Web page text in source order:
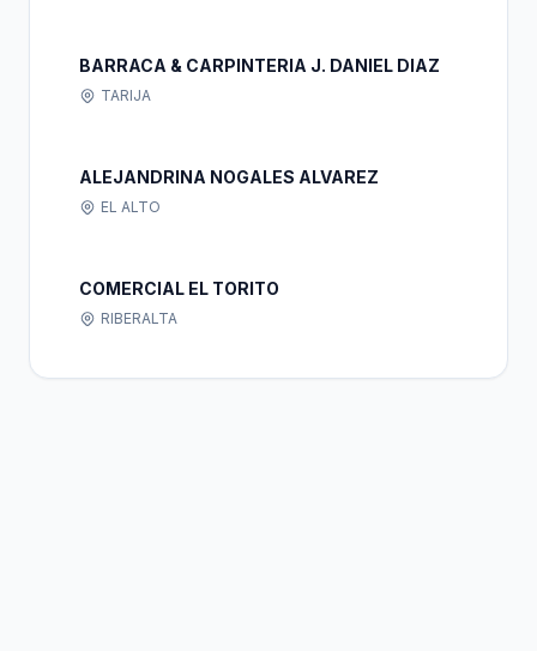
BARRACA & CARPINTERIA J. DANIEL DIAZ
TARIJA
ALEJANDRINA NOGALES ALVAREZ
EL ALTO
COMERCIAL EL TORITO
RIBERALTA